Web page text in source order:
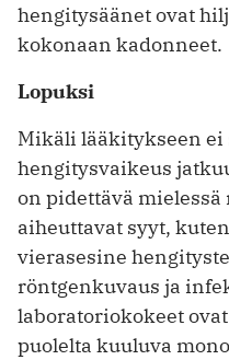
hengitysäänet ovat
kokonaan kadonneet.
Lopuksi
Mikäli lääkitykseen ei
hengitysvaikeus
on pidettävä
aiheuttavat syyt,
vierasesine
röntgenkuvaus ja
laboratoriokokeet
puolelta kuuluva